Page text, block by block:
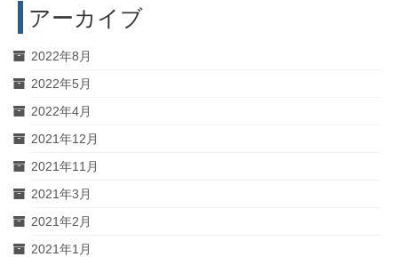
アーカイブ
2022年8月
2022年5月
2022年4月
2021年12月
2021年11月
2021年3月
2021年2月
2021年1月